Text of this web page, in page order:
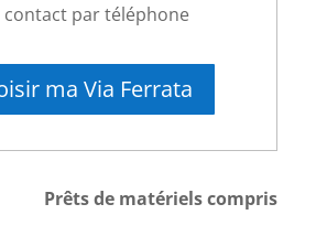
contact par téléphone
ma Via Ferrata
Prêts de matériels compris